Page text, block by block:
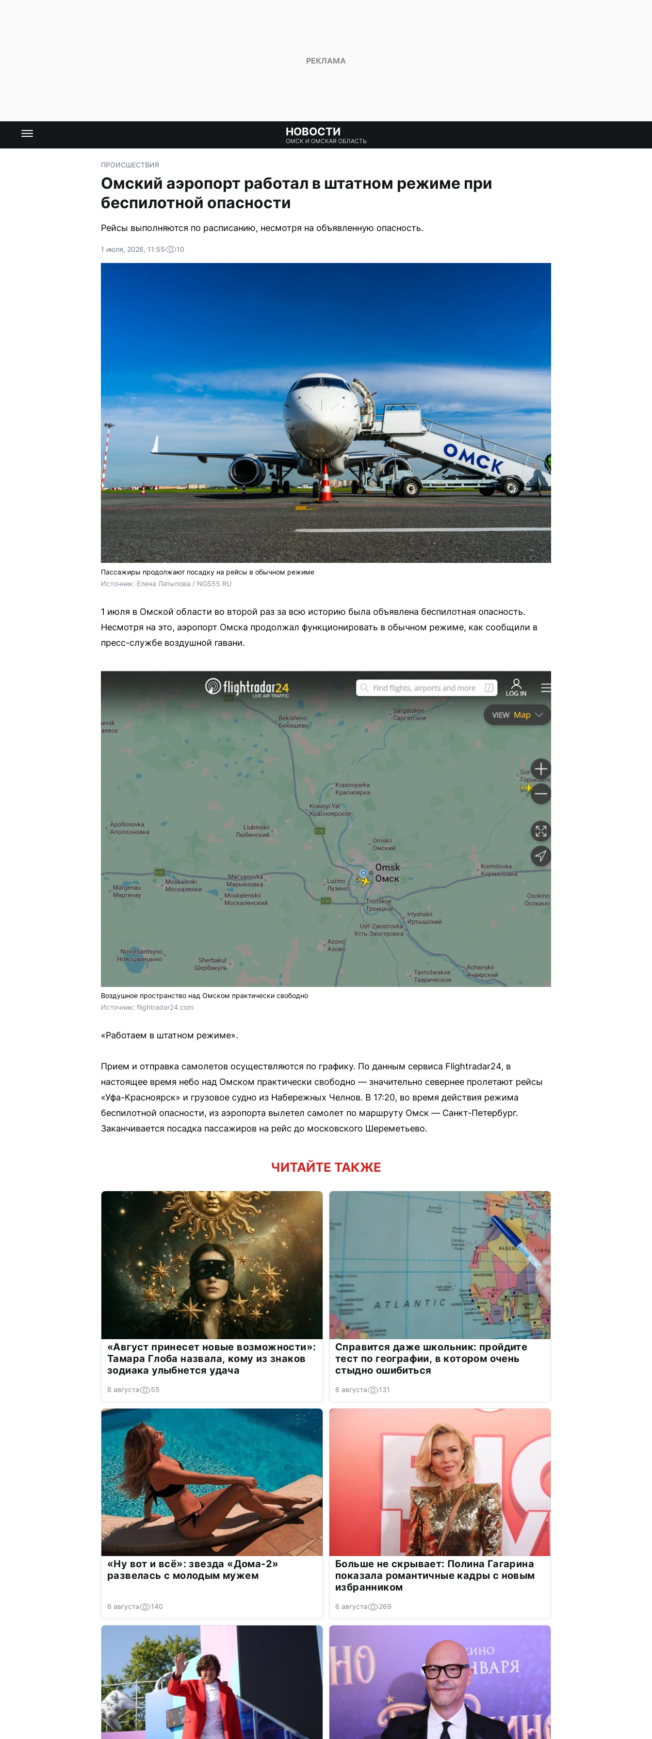
НОВОСТИ
ОМСК И ОМСКАЯ ОБЛАСТЬ
ПРОИСШЕСТВИЯ
Омский аэропорт работал в штатном режиме при
беспилотной опасности
Рейсы выполняются по расписанию, несмотря на объявленную опасность.
1 июля, 2026, 11:55 10
Пассажиры продолжают посадку на рейсы в обычном режиме
Источник: Елена Латыпова / NGS55.RU
1 июля в Омской области во второй раз за всю историю была объявлена беспилотная опасность.
Несмотря на это, аэропорт Омска продолжал функционировать в обычном режиме, как сообщили в
пресс-службе воздушной гавани.
Воздушное пространство над Омском практически свободно
Источник: flightradar24.com
«Работаем в штатном режиме».
Прием и отправка самолетов осуществляются по графику. По данным сервиса Flightradar24, в
настоящее время небо над Омском практически свободно — значительно севернее пролетают рейсы
«Уфа-Красноярск» и грузовое судно из Набережных Челнов. В 17:20, во время действия режима
беспилотной опасности, из аэропорта вылетел самолет по маршруту Омск — Санкт-Петербург.
Заканчивается посадка пассажиров на рейс до московского Шереметьево.
ЧИТАЙТЕ ТАКЖЕ
«Август принесет новые возможности»:
Тамара Глоба назвала, кому из знаков
зодиака улыбнется удача
8 августа 55
Справится даже школьник: пройдите
тест по географии, в котором очень
стыдно ошибиться
6 августа 131
«Ну вот и всё»: звезда «Дома-2»
развелась с молодым мужем
6 августа 140
Больше не скрывает: Полина Гагарина
показала романтичные кадры с новым
избранником
6 августа 269